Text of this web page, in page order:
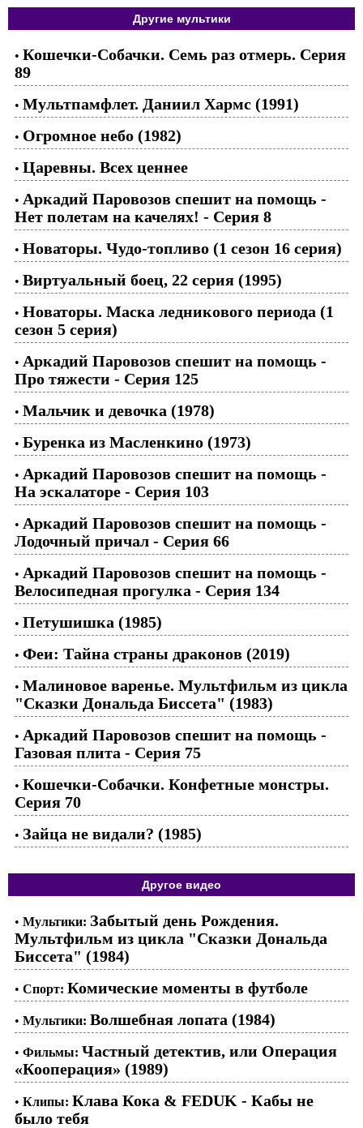
Другие мультики
• Кошечки-Собачки. Семь раз отмерь. Серия
89
• Мультпамфлет. Даниил Хармс (1991)
• Огромное небо (1982)
• Царевны. Всех ценнее
• Аркадий Паровозов спешит на помощь -
Нет полетам на качелях! - Серия 8
• Новаторы. Чудо-топливо (1 сезон 16 серия)
• Виртуальный боец, 22 серия (1995)
• Новаторы. Маска ледникового периода (1
сезон 5 серия)
• Аркадий Паровозов спешит на помощь -
Про тяжести - Серия 125
• Мальчик и девочка (1978)
• Буренка из Масленкино (1973)
• Аркадий Паровозов спешит на помощь -
На эскалаторе - Серия 103
• Аркадий Паровозов спешит на помощь -
Лодочный причал - Серия 66
• Аркадий Паровозов спешит на помощь -
Велосипедная прогулка - Серия 134
• Петушишка (1985)
• Феи: Тайна страны драконов (2019)
• Малиновое варенье. Мультфильм из цикла
"Сказки Дональда Биссета" (1983)
• Аркадий Паровозов спешит на помощь -
Газовая плита - Серия 75
• Кошечки-Собачки. Конфетные монстры.
Серия 70
• Зайца не видали? (1985)
Другое видео
• Мультики: Забытый день Рождения.
Мультфильм из цикла "Сказки Дональда
Биссета" (1984)
• Спорт: Комические моменты в футболе
• Мультики: Волшебная лопата (1984)
• Фильмы: Частный детектив, или Операция
«Кооперация» (1989)
• Клипы: Клава Кока & FEDUK - Кабы не
было тебя